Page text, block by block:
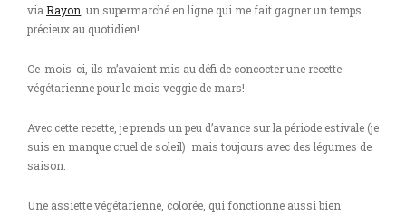
via Rayon , un supermarché en ligne qui me fait gagner un temps
précieux au quotidien!
Ce-mois-ci, ils m’avaient mis au défi de concocter une recette
végétarienne pour le mois veggie de mars!
Avec cette recette, je prends un peu d’avance sur la période estivale (je
suis en manque cruel de soleil) mais toujours avec des légumes de
saison.
Une assiette végétarienne, colorée, qui fonctionne aussi bien